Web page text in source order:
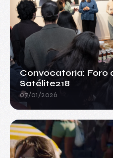
Convocatoria: Foro
Satélite218
07/01/2026